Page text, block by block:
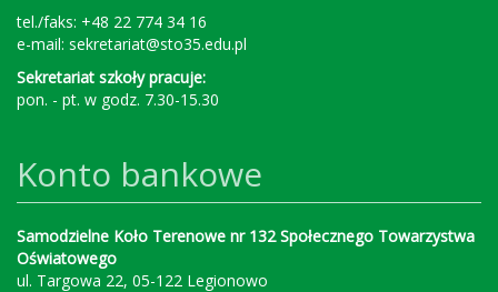
tel./faks: +48 22 774 34 16
e-mail: sekretariat@sto35.edu.pl
Sekretariat szkoły pracuje:
pon. - pt. w godz. 7.30-15.30
Konto bankowe
Samodzielne Koło Terenowe nr 132 Społecznego Towarzystwa
Oświatowego
ul. Targowa 22, 05-122 Legionowo